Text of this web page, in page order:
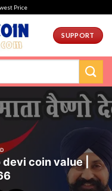
Price
SUPPORT
coin value |